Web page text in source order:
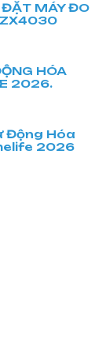
ĐẶT MÁY ĐO
HÓA
2026.
Động Hóa
2026